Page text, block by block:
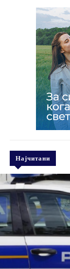
Најчитани